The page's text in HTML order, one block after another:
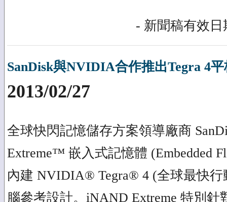
- 新聞稿有效日
SanDisk與NVIDIA合作推出Tegra 4
2013/02/27
全球快閃記憶儲存方案領導廠商
Extreme™ 嵌入式記憶體 (Embedded
內建 NVIDIA® Tegra® 4 (全球最快行
腦參考設計。iNAND Extreme 特別針